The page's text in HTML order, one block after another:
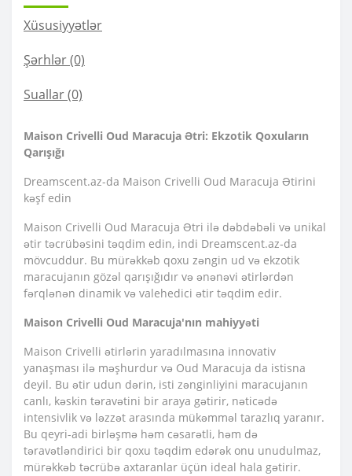
Xüsusiyyətlər
Şərhlər (0)
Suallar(0)
Maison Crivelli Oud Maracuja Ətri: Ekzotik Qoxuların
Qarışığı
Dreamscent.az-da Maison Crivelli Oud Maracuja Ətirini
kəşf edin
Maison Crivelli Oud Maracuja Ətri ilə dəbdəbəli və unikal
ətir təcrübəsini təqdim edin, indi Dreamscent.az-da
mövcuddur. Bu mürəkkəb qoxu zəngin ud və ekzotik
maracujanın gözəl qarışığıdır və ənənəvi ətirlərdən
fərqlənən dinamik və valehedici ətir təqdim edir.
Maison Crivelli Oud Maracuja'nın mahiyyəti
Maison Crivelli ətirlərin yaradılmasına innovativ
yanaşması ilə məşhurdur və Oud Maracuja da istisna
deyil. Bu ətir udun dərin, isti zənginliyini maracujanın
canlı, kəskin təravətini bir araya gətirir, nəticədə
intensivlik və ləzzət arasında mükəmməl tarazlıq yaranır.
Bu qeyri-adi birləşmə həm cəsarətli, həm də
təravətləndirici bir qoxu təqdim edərək onu unudulmaz,
mürəkkəb təcrübə axtaranlar üçün ideal hala gətirir.